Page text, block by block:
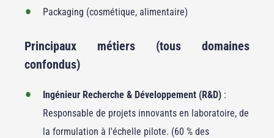
Packaging (cosmétique, alimentaire)
Principaux métiers (tous domaines
confondus)
Ingénieur Recherche & Développement (R&D) :
Responsable de projets innovants en laboratoire, de
la formulation à l'échelle pilote. (60 % des